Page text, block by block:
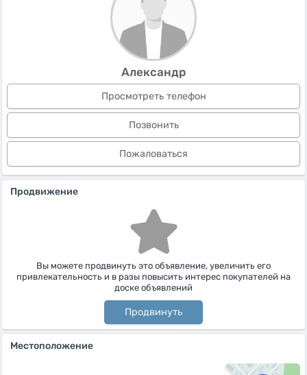
Александр
Просмотреть телефон
Позвонить
Пожаловаться
Продвижение
Вы можете продвинуть это объявление, увеличить его
привлекательность и в разы повысить интерес покупателей на
доске объявлений
Продвинуть
Местоположение